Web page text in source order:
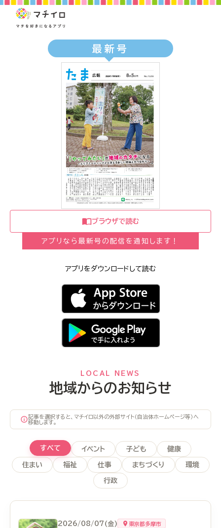
最新号
ブラウザで読む
アプリなら最新号の配信を通知します！
アプリをダウンロードして読む
LOCAL NEWS
地域からのお知らせ
記事を選択すると、マチイロ以外の外部サイト（自治体ホームページ等）へ
移動します。
すべて イベント 子ども 健康
住まい 福祉 仕事 まちづくり 環境
行政
2026/08/07(金) 東京都多摩市